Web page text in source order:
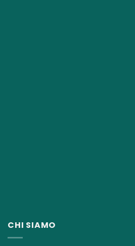
CHI SIAMO